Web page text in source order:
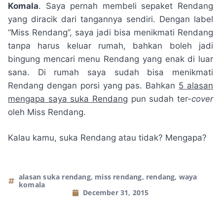
Komala. Saya pernah membeli sepaket Rendang
yang diracik dari tangannya sendiri. Dengan label
“Miss Rendang”, saya jadi bisa menikmati Rendang
tanpa harus keluar rumah, bahkan boleh jadi
bingung mencari menu Rendang yang enak di luar
sana. Di rumah saya sudah bisa menikmati
Rendang dengan porsi yang pas. Bahkan 5 alasan
mengapa saya suka Rendang pun sudah ter-cover
oleh Miss Rendang.
Kalau kamu, suka Rendang atau tidak? Mengapa?
alasan suka rendang, miss rendang, rendang, waya
komala
December 31, 2015